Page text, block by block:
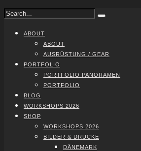
ABOUT
ABOUT
AUS­RÜS­TUNG / GEAR
PORT­FO­LIO
PORT­FO­LIO PAN­ORA­MEN
PORT­FO­LIO
BLOG
WORK­SHOPS 2026
SHOP
WORK­SHOPS 2026
BIL­DER & DRU­CKE
DÄNE­MARK